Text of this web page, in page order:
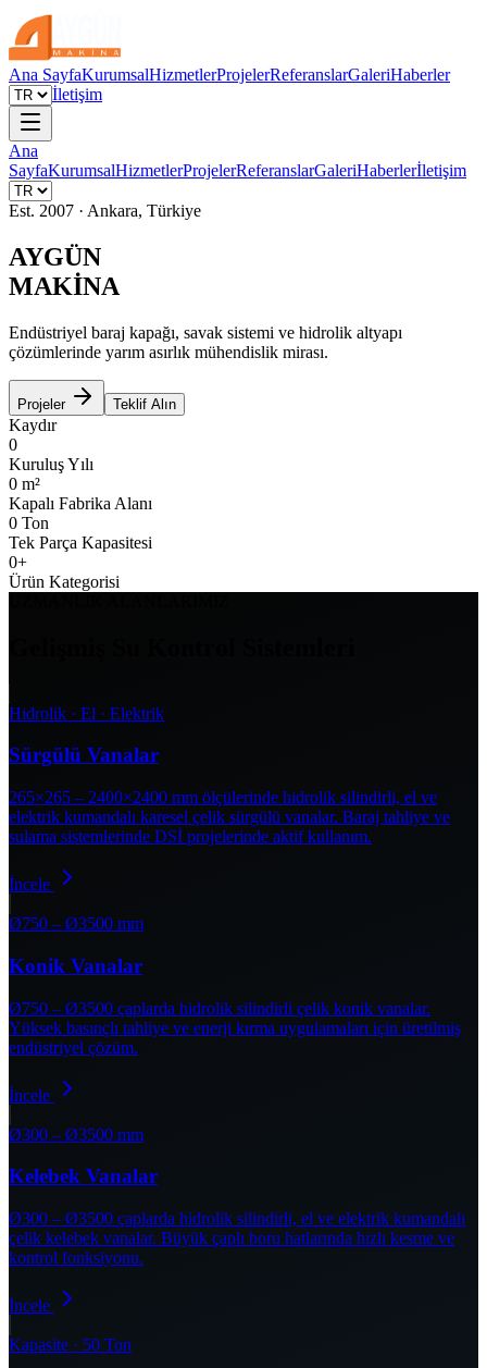
Ana SayfaKurumsalHizmetlerProjelerReferanslarGaleriHaberler
İletişim
Ana
SayfaKurumsalHizmetlerProjelerReferanslarGaleriHaberlerİletişim
Est. 2007 · Ankara, Türkiye
AYGÜN
MAKİNA
Endüstriyel baraj kapağı, savak sistemi ve hidrolik altyapı
çözümlerinde yarım asırlık mühendislik mirası.
Projeler Teklif Alın
Kaydır
0
Kuruluş Yılı
0 m²
Kapalı Fabrika Alanı
0 Ton
Tek Parça Kapasitesi
0+
Ürün Kategorisi
Hidrolik · El · Elektrik
Sürgülü Vanalar
265×265 – 2400×2400 mm ölçülerinde hidrolik silindirli, el ve
elektrik kumandalı karesel çelik sürgülü vanalar. Baraj tahliye ve
sulama sistemlerinde DSİ projelerinde aktif kullanım.
İncele
Ø750 – Ø3500 mm
Konik Vanalar
Ø750 – Ø3500 çaplarda hidrolik silindirli çelik konik vanalar.
Yüksek basınçlı tahliye ve enerji kırma uygulamaları için üretilmiş
endüstriyel çözüm.
İncele
Ø300 – Ø3500 mm
Kelebek Vanalar
Ø300 – Ø3500 çaplarda hidrolik silindirli, el ve elektrik kumandalı
çelik kelebek vanalar. Büyük çaplı boru hatlarında hızlı kesme ve
kontrol fonksiyonu.
İncele
Kapasite · 50 Ton